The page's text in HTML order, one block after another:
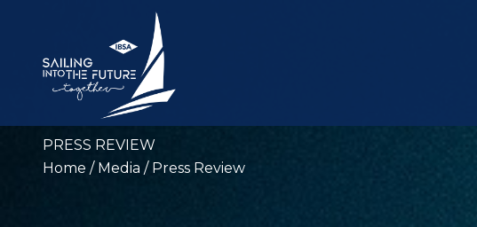
PRESS REVIEW
Home / Media / Press Review